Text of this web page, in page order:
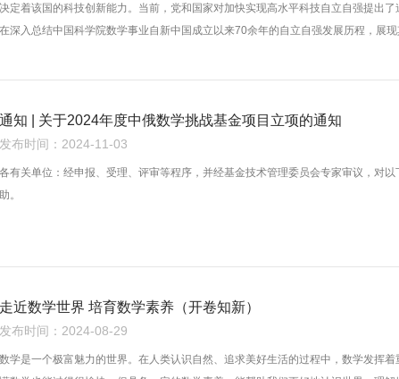
决定着该国的科技创新能力。当前，党和国家对加快实现高水平科技自立自强提出了
在深入总结中国科学院数学事业自新中国成立以来70余年的自立自强发展历程，展
通知 | 关于2024年度中俄数学挑战基金项目立项的通知
发布时间：2024-11-03
各有关单位：经申报、受理、评审等程序，并经基金技术管理委员会专家审议，对以
助。
走近数学世界 培育数学素养（开卷知新）
发布时间：2024-08-29
数学是一个极富魅力的世界。在人类认识自然、追求美好生活的过程中，数学发挥着